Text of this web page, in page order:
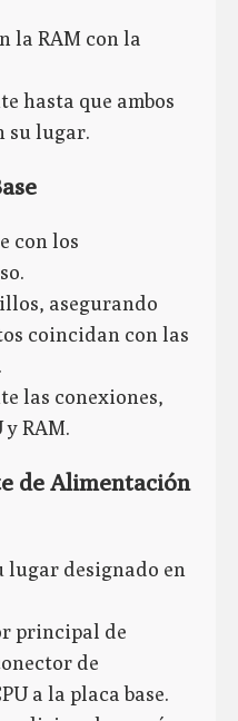
la RAM con la
hasta que ambos
su lugar.
con los
asegurando
coincidan con las
las conexiones,
y RAM.
de Alimentación
lugar designado en
principal de
de
a la placa base.